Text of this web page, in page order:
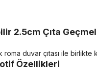
2.5cm Çıta
duvar çıtası ile birlikte
Özellikleri